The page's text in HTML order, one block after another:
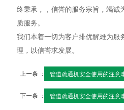
终秉承，，信誉的服务宗旨，竭诚
质服务。
我们本着一切为客户排优解难为服
理，以信誉求发展。
上一条 ： 管道疏通机安全使用的注意
下一条 ： 管道疏通机安全使用的注意